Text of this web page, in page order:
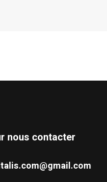
nous contacter